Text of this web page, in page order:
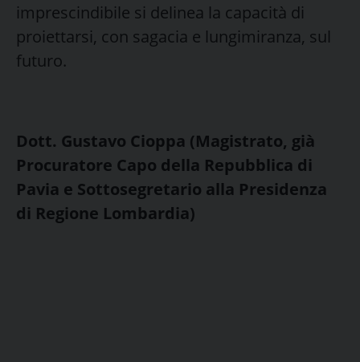
imprescindibile si delinea la capacità di
proiettarsi, con sagacia e lungimiranza, sul
futuro.
Dott. Gustavo Cioppa (Magistrato, già
Procuratore Capo della Repubblica di
Pavia e Sottosegretario alla Presidenza
di Regione Lombardia)